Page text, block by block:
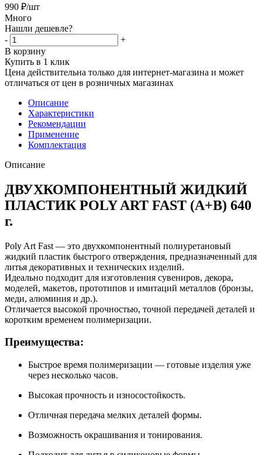
990 ₽/шт
Много
Нашли дешевле?
-
+
В корзину
Купить в 1 клик
Цена действительна только для интернет-магазина и может
отличаться от цен в розничных магазинах
Описание
Характеристики
Рекомендации
Применение
Комплектация
Описание
ДВУХКОМПОНЕНТНЫЙ ЖИДКИЙ
ПЛАСТИК POLY ART FAST (А+B) 640
г.
Poly Art Fast — это двухкомпонентный полиуретановый
жидкий пластик быстрого отверждения, предназначенный для
литья декоративных и технических изделий.
Идеально подходит для изготовления сувениров, декора,
моделей, макетов, прототипов и имитаций металлов (бронзы,
меди, алюминия и др.).
Отличается высокой прочностью, точной передачей деталей и
коротким временем полимеризации.
Преимущества:
Быстрое время полимеризации — готовые изделия уже
через несколько часов.
Высокая прочность и износостойкость.
Отличная передача мелких деталей формы.
Возможность окрашивания и тонирования.